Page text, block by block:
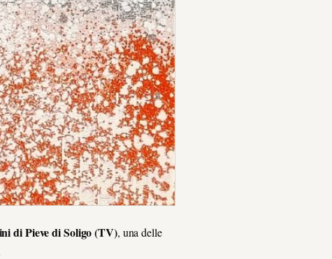
di Pieve di Soligo (TV), una delle